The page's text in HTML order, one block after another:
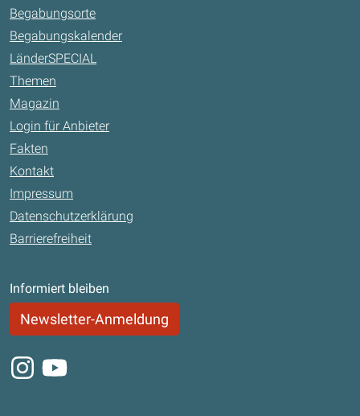
Begabungsorte
Begabungskalender
LänderSPECIAL
Themen
Magazin
Login für Anbieter
Fakten
Kontakt
Impressum
Datenschutzerklärung
Barrierefreiheit
Informiert bleiben
Newsletter-Anmeldung
Instagram
Youtube